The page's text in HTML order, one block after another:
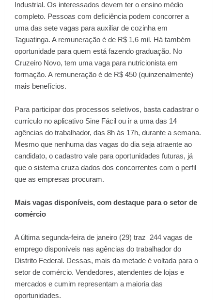
Industrial. Os interessados devem ter o ensino médio
completo. Pessoas com deficiência podem concorrer a
uma das sete vagas para auxiliar de cozinha em
Taguatinga. A remuneração é de R$ 1,6 mil. Há também
oportunidade para quem está fazendo graduação. No
Cruzeiro Novo, tem uma vaga para nutricionista em
formação. A remuneração é de R$ 450 (quinzenalmente)
mais benefícios.
Para participar dos processos seletivos, basta cadastrar o
currículo no aplicativo Sine Fácil ou ir a uma das 14
agências do trabalhador, das 8h às 17h, durante a semana.
Mesmo que nenhuma das vagas do dia seja atraente ao
candidato, o cadastro vale para oportunidades futuras, já
que o sistema cruza dados dos concorrentes com o perfil
que as empresas procuram.
Mais vagas disponíveis, com destaque para o setor de
comércio
A última segunda-feira de janeiro (29) traz 244 vagas de
emprego disponíveis nas agências do trabalhador do
Distrito Federal. Dessas, mais da metade é voltada para o
setor de comércio. Vendedores, atendentes de lojas e
mercados e cumim representam a maioria das
oportunidades.